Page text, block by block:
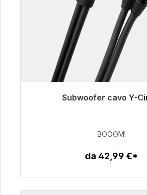
Subwoofer cavo Y-
Pronto per la spedizione
53,49 €
BOOOM!
da 42,99 €*